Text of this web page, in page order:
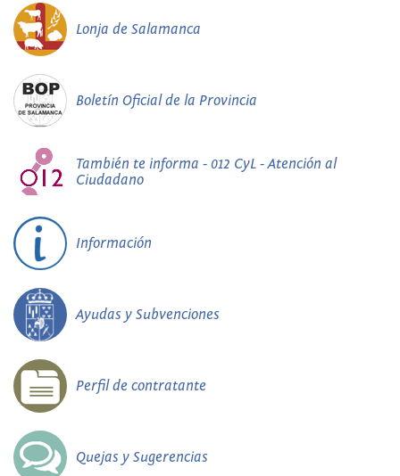
Lonja de Salamanca
Boletín Oficial de la Provincia
También te informa - 012 CyL - Atención al
Ciudadano
Información
Ayudas y Subvenciones
Perfil de contratante
Quejas y Sugerencias